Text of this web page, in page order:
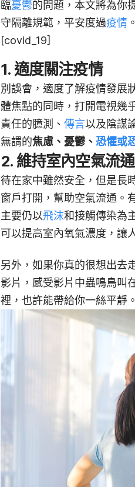
臨憂鬱的問題，本文將為你
守隔離規範，平安度過疫情 。
[covid_19]
1. 適度關注疫情
別誤會，適度了解疫情發展
體焦點的同時，打開電視幾
責任的臆測、 傳言以及陰謀
無謂的焦慮、憂鬱、 恐懼或
2. 維持室內空氣流通
待在家中雖然安全，但是長
窗戶打開，幫助空氣流通。
主要仍以飛沫和接觸傳染為
可以提高室內氧氣濃度，讓
另外，如果你真的很想出去
影片，感受影片中蟲鳴鳥叫
裡，也許能帶給你一絲平靜。